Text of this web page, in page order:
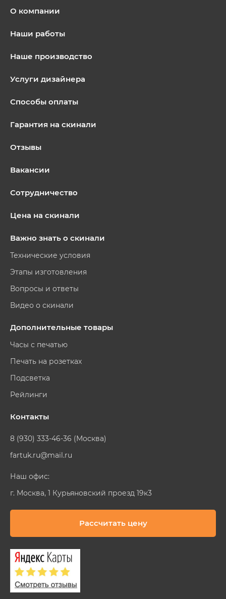
О компании
Наши работы
Наше производство
Услуги дизайнера
Способы оплаты
Гарантия на скинали
Отзывы
Вакансии
Сотрудничество
Цена на скинали
Важно знать о скинали
Технические условия
Этапы изготовления
Вопросы и ответы
Видео о скинали
Дополнительные товары
Часы с печатью
Печать на розетках
Подсветка
Рейлинги
Контакты
8 (930) 333-46-36 (Москва)
fartuk.ru@mail.ru
Наш офис:
г. Москва, 1 Курьяновский проезд 19к3
Рассчитать цену